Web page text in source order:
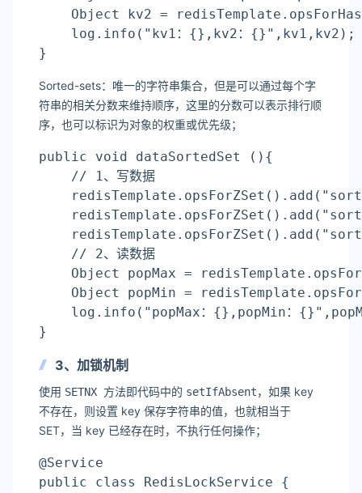
Object kv2 =
log.info( "kv1：{},kv2：{}" ,kv1,kv2);
}
Sorted-sets：唯一的字符串集合，但是可以通过每个字
符串的相关分数来维持顺序，这里的分数可以表示排行顺
序，也可以标识为对象的权重或优先级；
public void dataSortedSet
(){
// 1、写数据
redisTemplate.opsForZSet().add(
redisTemplate.opsForZSet().add(
redisTemplate.opsForZSet().add(
// 2、读数据
Object popMax =
Object popMin =
log.info( "popMax：{},popMin：{}"
}
3、加锁机制
使用 SETNX 方法即代码中的 setIfAbsent，如果 key
不存在，则设置 key 保存字符串的值，也就相当于
SET，当 key 已经存在时，不执行任何操作；
@Service
public class RedisLockService {